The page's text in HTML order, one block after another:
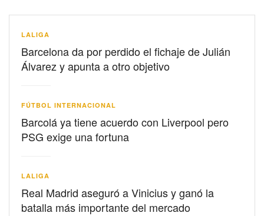
LALIGA
Barcelona da por perdido el fichaje de Julián
Álvarez y apunta a otro objetivo
FÚTBOL INTERNACIONAL
Barcolá ya tiene acuerdo con Liverpool pero
PSG exige una fortuna
LALIGA
Real Madrid aseguró a Vinicius y ganó la
batalla más importante del mercado